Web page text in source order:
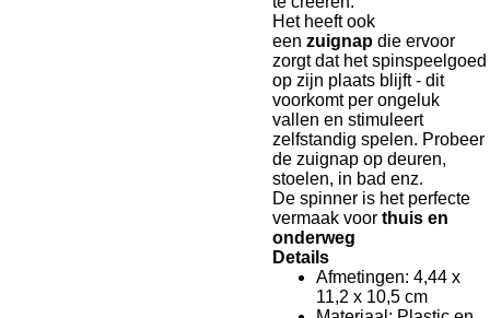
Het heeft ook
een zuignap die ervoor
zorgt dat het spinspeelgoed
op zijn plaats blijft - dit
voorkomt per ongeluk
vallen en stimuleert
zelfstandig spelen. Probeer
de zuignap op deuren,
stoelen, in bad enz.
De spinner is het perfecte
vermaak voor thuis en
onderweg
Details
Afmetingen: 4,44 x
11,2 x 10,5 cm